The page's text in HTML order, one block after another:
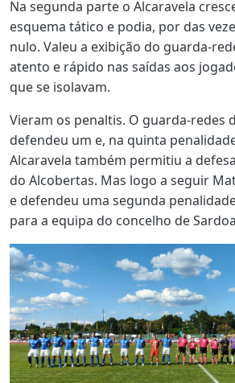
Na segunda parte o Alcaravela
esquema tático e podia, por das
nulo. Valeu a exibição do guarda-
atento e rápido nas saídas aos
que se isolavam.
Vieram os penaltis. O guarda-redes
defendeu um e, na quinta
Alcaravela também permitiu a
do Alcobertas. Mas logo a seguir
e defendeu uma segunda
para a equipa do concelho de